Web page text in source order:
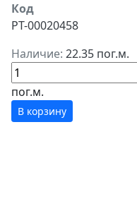
Код
РТ-00020458
Наличие: 22.35 пог.м.
пог.м.
В корзину